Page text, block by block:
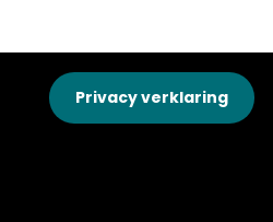
Privacy verklaring